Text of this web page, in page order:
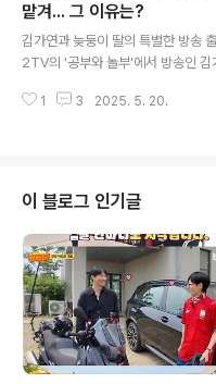
그가 어떻게 캐릭터를 소화해 나갔는
모 논란에 대한 솔직한 입장정준원은
분히 예상하고 있었다고 밝혔습니다
나올 것이라고 확신했다'며, 그럼에
시각을 잃지 않으려 했다고 전했습니
맡겨... 그 이유는?
김가연과 늦둥이 딸의 특별한 방송
2TV의 '공부와 놀부'에서 방송인 김
가연은 세계 1위 프로게이머인 임요
월급을 주고 교육을 전적으로 맡겼다
인해 그녀는 정신 건강을 지킬 수 있
김가연의 교육 방식, 과연 효과는?
모들에게 주목을 받고 있습니다. 그
좋더라'고 강조하며, 큰딸에게 교육
설명했습니다...
1 3 2025. 5. 20.
이 블로그 인기글